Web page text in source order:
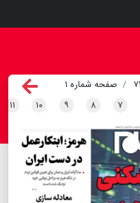
صفحه شماره ۱
۷ ۸ ۹ ۱۰ ۱۱